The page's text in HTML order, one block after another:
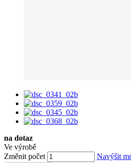
na dotaz
Ve výrobě
Změnit počet
Navýšit